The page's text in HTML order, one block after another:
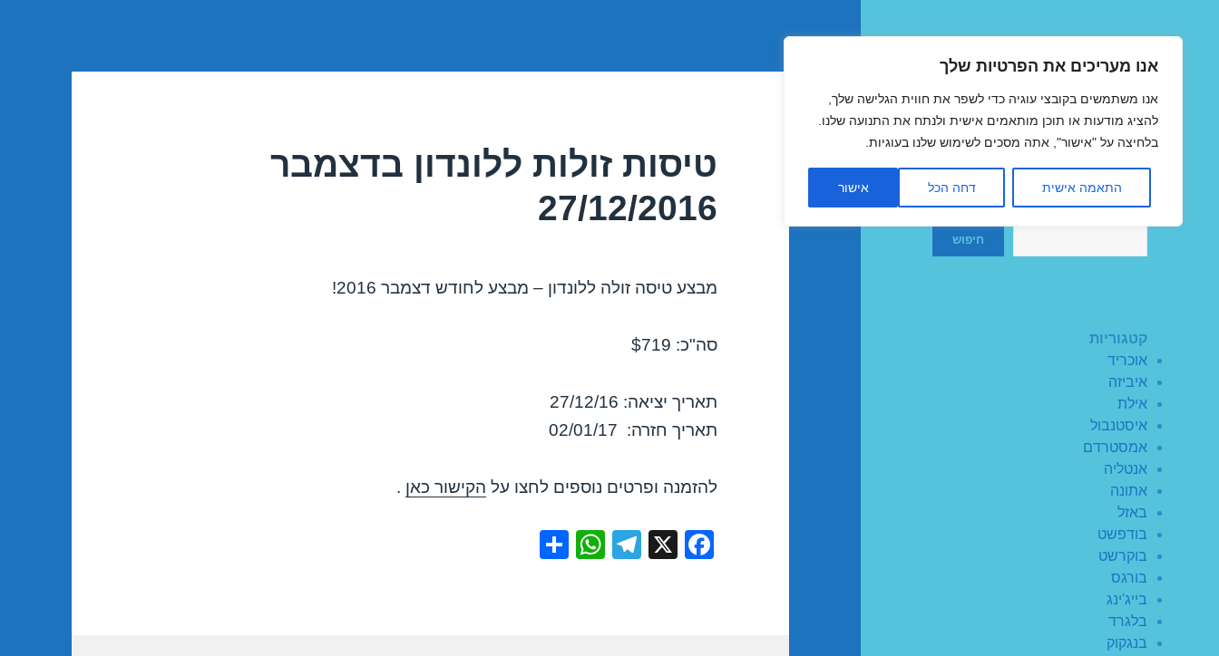
אנו מעריכים את הפרטיות שלך
אנו משתמשים בקובצי עוגיה כדי לשפר את חווית הגלישה שלך,
להציג מודעות או תוכן מותאמים אישית ולנתח את התנועה שלנו.
בלחיצה על "אישור", אתה מסכים לשימוש שלנו בעוגיות.
התאמה אישית דחה הכל אישור
MegaFlights טיסות מוזלות
חיפוש
חיפוש
קטגוריות
אוכריד
איביזה
אילת
איסטנבול
אמסטרדם
אנטליה
אתונה
באזל
בודפשט
בוקרשט
בורגס
בייג'ינג
בלגרד
בנגקוק
טיסות זולות ללונדון בדצמבר
27/12/2016
מבצע טיסה זולה ללונדון – מבצע לחודש דצמבר 2016!
סה"כ: $719
תאריך יציאה: 27/12/16
תאריך חזרה: 02/01/17
להזמנה ופרטים נוספים לחצו על הקישור כאן .
F
X
T
W